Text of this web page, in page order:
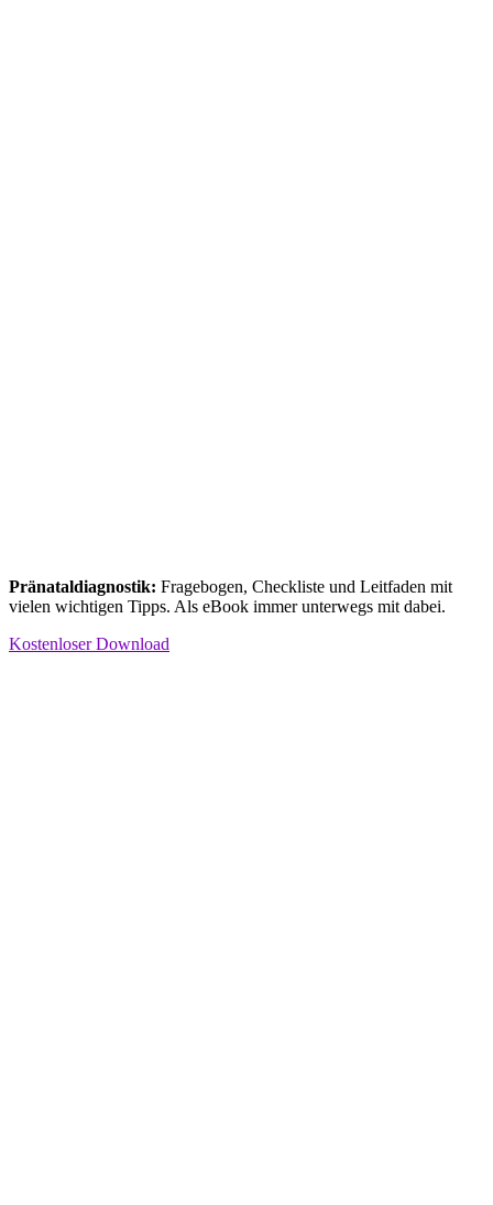
Pränataldiagnostik: Fragebogen, Checkliste und Leitfaden mit
vielen wichtigen Tipps. Als eBook immer unterwegs mit dabei.
Kostenloser Download